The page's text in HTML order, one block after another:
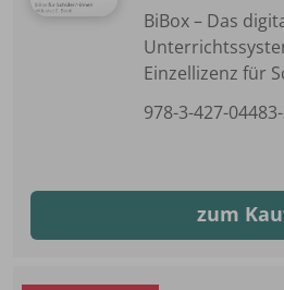
BiBox – Das
Einzellizenz für
978-3-427-
zum